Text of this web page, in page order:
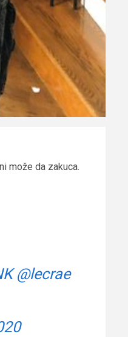
može da zakuca.
@lecrae